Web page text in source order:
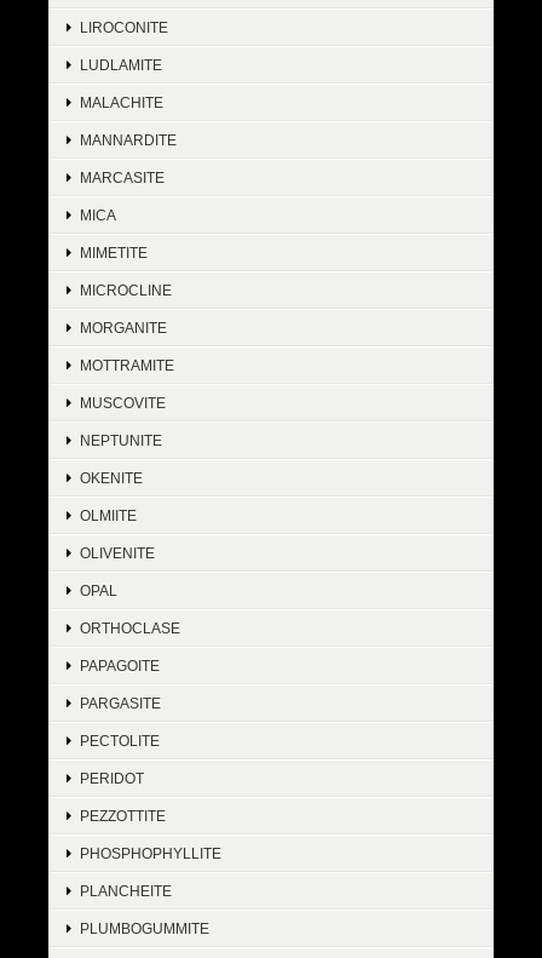
LIROCONITE
LUDLAMITE
MALACHITE
MANNARDITE
MARCASITE
MICA
MIMETITE
MICROCLINE
MORGANITE
MOTTRAMITE
MUSCOVITE
NEPTUNITE
OKENITE
OLMIITE
OLIVENITE
OPAL
ORTHOCLASE
PAPAGOITE
PARGASITE
PECTOLITE
PERIDOT
PEZZOTTITE
PHOSPHOPHYLLITE
PLANCHEITE
PLUMBOGUMMITE